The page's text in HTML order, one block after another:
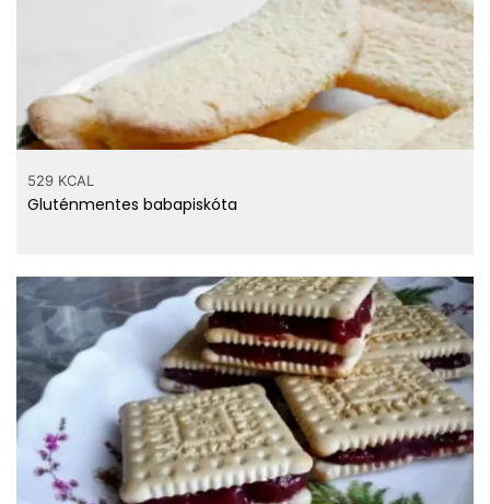
529 KCAL
Gluténmentes babapiskóta